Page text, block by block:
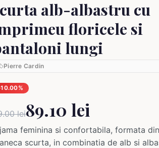
alb-albastru cu
floricele si
lungi
Pierre Cardin
lei89.10 lei
feminina si confortabila, formata
scurta, in combinatia de alb si